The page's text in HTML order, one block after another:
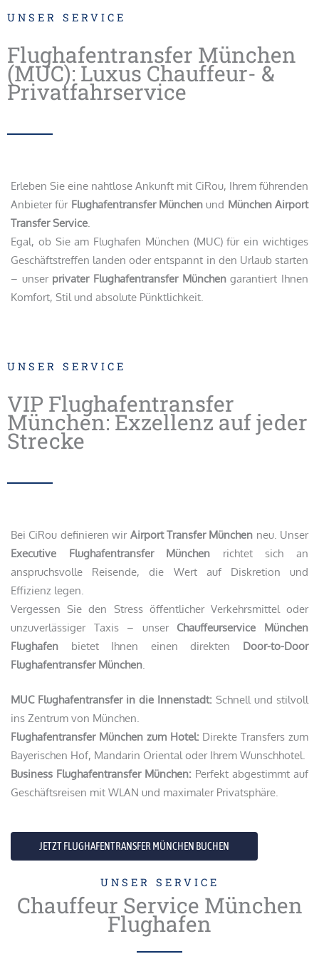
UNSER SERVICE
Flughafentransfer München
(MUC): Luxus Chauffeur- &
Privatfahrservice
Erleben Sie eine nahtlose Ankunft mit CiRou, Ihrem führenden
Anbieter für Flughafentransfer München und München Airport
Transfer Service
Egal, ob Sie am Flughafen München (MUC) für ein wichtiges
Geschäftstreffen landen oder entspannt in den Urlaub starten
– unser privater Flughafentransfer Münchengarantiert Ihnen
Komfort, Stil und absolute Pünktlichkeit.
UNSER SERVICE
VIP Flughafentransfer
München: Exzellenz auf jeder
Strecke
Bei CiRou definieren wir Airport Transfer München neu. Unser
Executive Flughafentransfer München richtet sich an
anspruchsvolle Reisende, die Wert auf Diskretion und
Effizienz legen.
Vergessen Sie den Stress öffentlicher Verkehrsmittel oder
unzuverlässiger Taxis – unser Chauffeurservice München
Flughafen bietet Ihnen einen direkten Door-to-Door
Flughafentransfer München
MUC Flughafentransfer in die Innenstadt: Schnell und stilvoll
ins Zentrum von München.
Flughafentransfer München zum Hotel: Direkte Transfers zum
Bayerischen Hof, Mandarin Oriental oder Ihrem Wunschhotel.
Business Flughafentransfer München: Perfekt abgestimmt auf
Geschäftsreisen mit WLAN und maximaler Privatsphäre.
JETZT FLUGHAFENTRANSFER MÜNCHEN BUCHEN
UNSER SERVICE
Chauffeur Service München
Flughafen